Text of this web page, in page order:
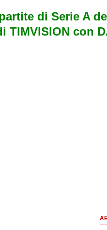
di Serie A
TIMVISION con